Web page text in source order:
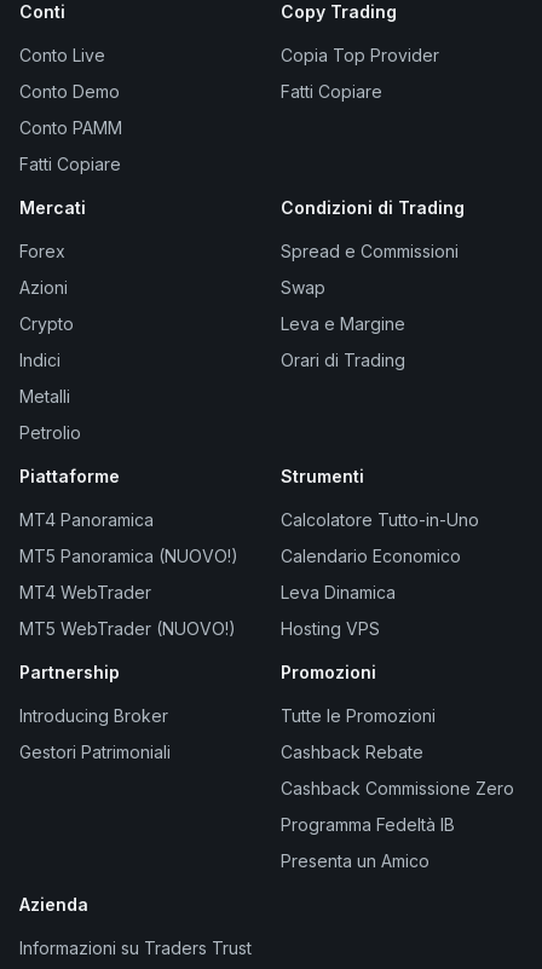
Conti
Conto Live
Conto Demo
Conto PAMM
Fatti Copiare
Copy Trading
Copia Top Provider
Fatti Copiare
Mercati
Forex
Azioni
Crypto
Indici
Metalli
Petrolio
Condizioni di Trading
Spread e Commissioni
Swap
Leva e Margine
Orari di Trading
Piattaforme
MT4 Panoramica
MT5 Panoramica (NUOVO!)
MT4 WebTrader
MT5 WebTrader (NUOVO!)
Strumenti
Calcolatore Tutto-in-Uno
Calendario Economico
Leva Dinamica
Hosting VPS
Partnership
Introducing Broker
Gestori Patrimoniali
Promozioni
Tutte le Promozioni
Cashback Rebate
Cashback Commissione Zero
Programma Fedeltà IB
Presenta un Amico
Azienda
Informazioni su Traders Trust